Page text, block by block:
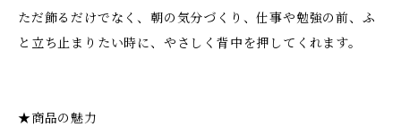
ただ飾るだけでなく、朝の気分づくり、仕事や勉強の前、ふ
と立ち止まりたい時に、やさしく背中を押してくれます。
★商品の魅力